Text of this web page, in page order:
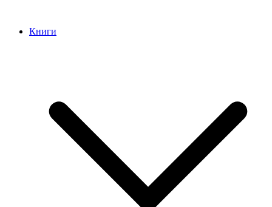
Книги